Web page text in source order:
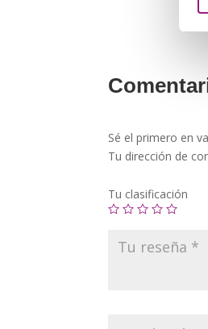
Sé el primero en
Tu dirección de
Tu clasificación